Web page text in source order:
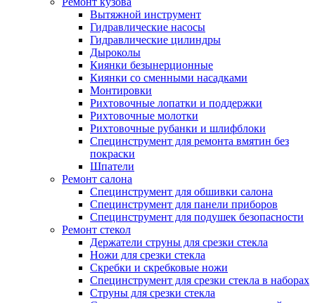
Вытяжной инструмент
Гидравлические насосы
Гидравлические цилиндры
Дыроколы
Киянки безынерционные
Киянки со сменными насадками
Монтировки
Рихтовочные лопатки и поддержки
Рихтовочные молотки
Рихтовочные рубанки и шлифблоки
Специнструмент для ремонта вмятин без
покраски
Шпатели
Ремонт салона
Специнструмент для обшивки салона
Специнструмент для панели приборов
Специнструмент для подушек безопасности
Ремонт стекол
Держатели струны для срезки стекла
Ножи для срезки стекла
Скребки и скребковые ножи
Специнструмент для срезки стекла в наборах
Струны для срезки стекла